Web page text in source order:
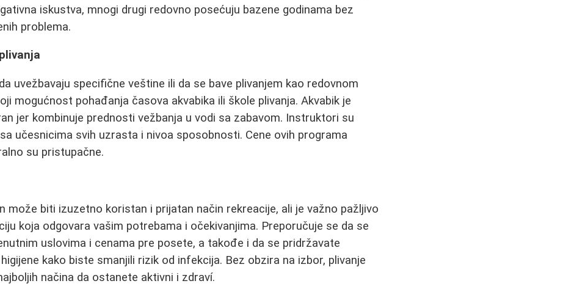
iskustva, mnogi drugi redovno posećuju bazene godinama bez
problema.
uvežbavaju specifične veštine ili da se bave plivanjem kao redovnom
mogućnost pohađanja časova akvabika ili škole plivanja. Akvabik je
jer kombinuje prednosti vežbanja u vodi sa zabavom. Instruktori su
učesnicima svih uzrasta i nivoa sposobnosti. Cene ovih programa
su pristupačne.
može biti izuzetno koristan i prijatan način rekreacije, ali je važno pažljivo
koja odgovara vašim potrebama i očekivanjima. Preporučuje se da se
uslovima i cenama pre posete, a takođe i da se pridržavate
kako biste smanjili rizik od infekcija. Bez obzira na izbor, plivanje
načina da ostanete aktivni i zdraví.